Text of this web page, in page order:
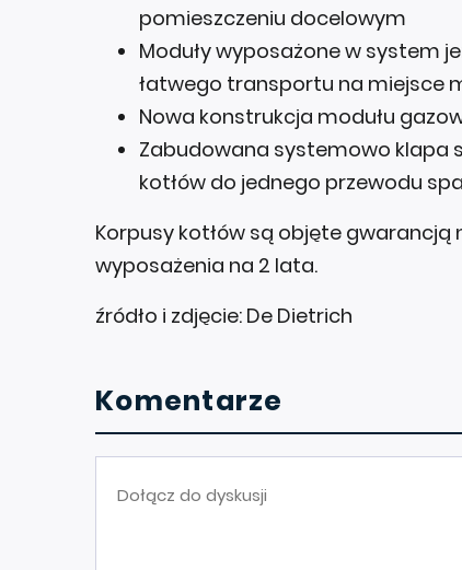
pomieszczeniu docelowym
Moduły wyposażone w system
łatwego transportu na miejsce
Nowa konstrukcja modułu
Zabudowana systemowo klapa
kotłów do jednego przewodu
Korpusy kotłów są objęte
wyposażenia na 2 lata.
źródło i zdjęcie: De Dietrich
Komentarze